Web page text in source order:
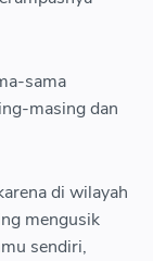
sama
masing dan
di wilayah
mengusik
sendiri,